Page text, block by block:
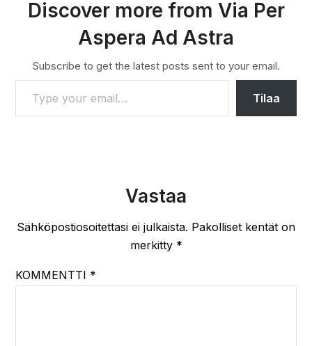
Discover more from Via Per
Aspera Ad Astra
Subscribe to get the latest posts sent to your email.
TYPE YOUR EMAIL…
Tilaa
Vastaa
Sähköpostiosoitettasi ei julkaista. Pakolliset kentät on
merkitty *
KOMMENTTI *